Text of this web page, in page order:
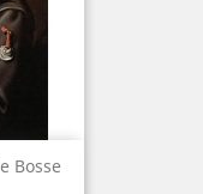
Bosse